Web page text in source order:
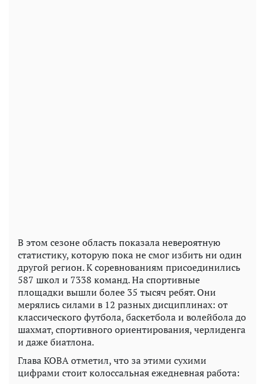
В этом сезоне область показала невероятную
статистику, которую пока не смог избить ни один
другой регион. К соревнованиям присоединились
587 школ и 7338 команд. На спортивные
площадки вышли более 35 тысяч ребят. Они
мерялись силами в 12 разных дисциплинах: от
классического футбола, баскетбола и волейбола до
шахмат, спортивного ориентирования, черлиденга
и даже биатлона.
Глава КОВА отметил, что за этими сухими
цифрами стоит колоссальная ежедневная работа: